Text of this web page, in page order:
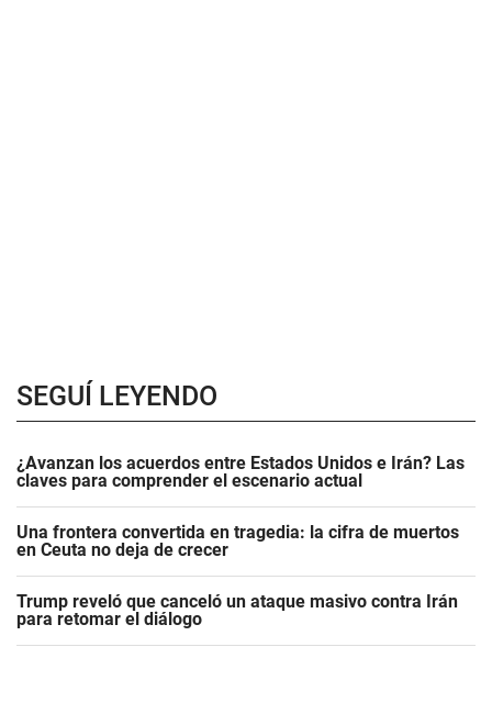
SEGUÍ LEYENDO
¿Avanzan los acuerdos entre Estados Unidos e Irán? Las
claves para comprender el escenario actual
Una frontera convertida en tragedia: la cifra de muertos
en Ceuta no deja de crecer
Trump reveló que canceló un ataque masivo contra Irán
para retomar el diálogo